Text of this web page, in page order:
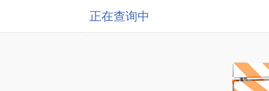
正在查询中